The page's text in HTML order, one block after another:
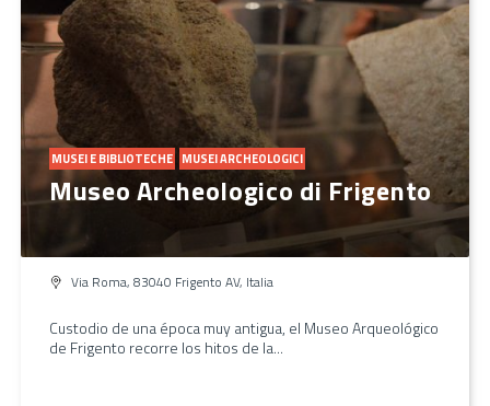
MUSEI E BIBLIOTECHE MUSEI ARCHEOLOGICI
Museo Archeologico di Frigento
Via Roma, 83040 Frigento AV, Italia
Custodio de una época muy antigua, el Museo Arqueológico
de Frigento recorre los hitos de la...